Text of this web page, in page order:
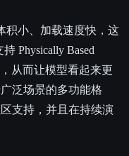
积小、加载速度快，这
Physically Based
，从而让模型看起来更
泛场景的多功能格
支持，并且在持续演